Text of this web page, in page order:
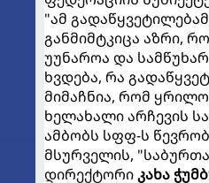
"ამ
განმიმტკიცა აზრი,
უუნაროა და
ხვდება, რა
მიმაჩნია, რომ
ხელახალი არჩევის
ამბობს სფფ-ს
მსურველის,
დირექტორიკახა